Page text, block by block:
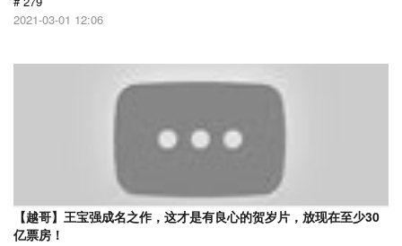
2021-03-01 12:06
【越哥】王宝强成名之作，这才是有良心的贺岁片，放现在至少30
亿票房！